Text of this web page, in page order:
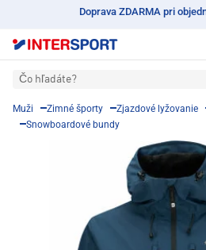
Doprava ZDARMA pri
Čo hľadáte?
Muži Zimné športy Zjazdové lyžovanie
Snowboardové bundy